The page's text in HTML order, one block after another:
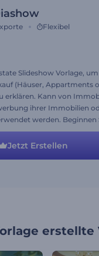
Flexibel
Slideshow Vorlage,
(Häuser, Appartments
erklären. Kann von
ihrer Immobilien
werden. Beginnen
mit Leichtigkeit
verwenden. Schreiben
und drücken Sie auf
Jetzt Erstellen
erstellte